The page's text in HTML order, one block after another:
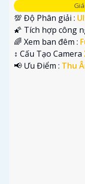
💯 Độ Phân giải :
🌠 Tích hợp công
🌈 Xem ban đêm :
↕️ Cấu Tạo Camera
️📢 Ưu Điểm : Thu